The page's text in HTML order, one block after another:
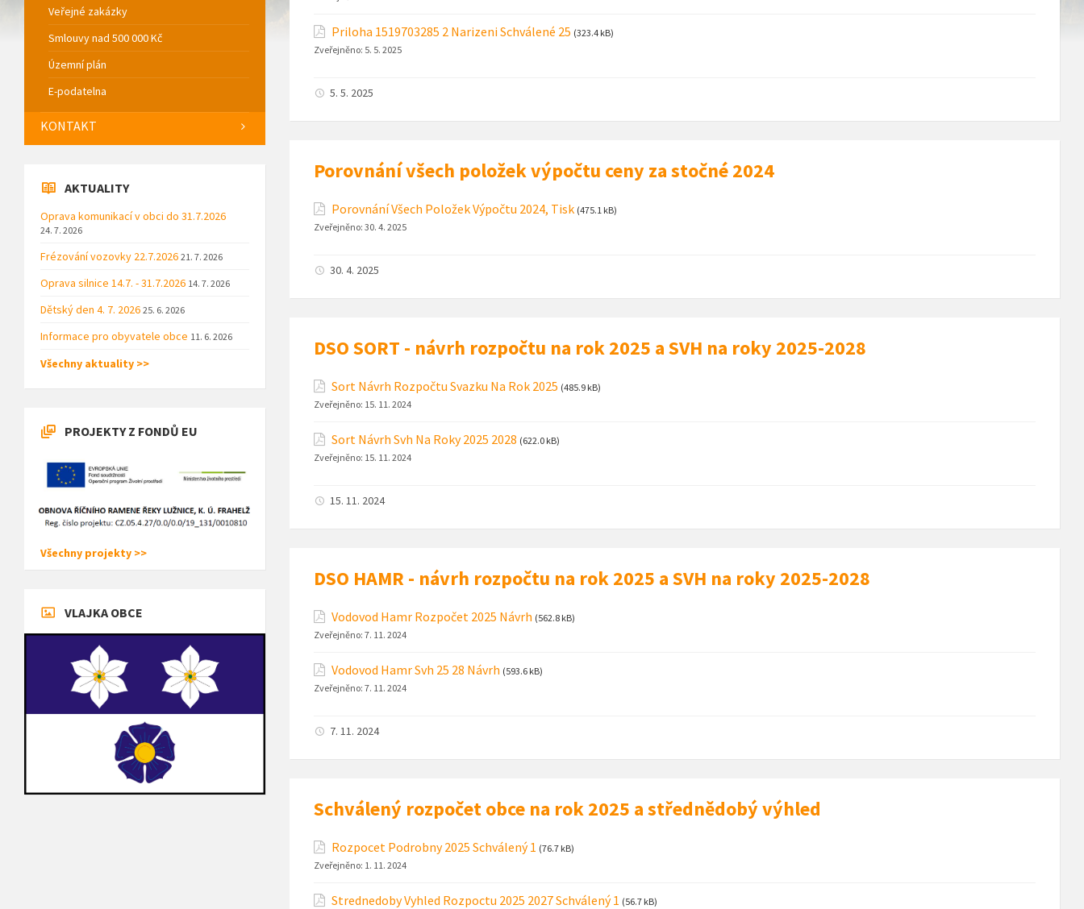
Priloha 1519703285 2 Narizeni Schválené 25 (323.4 kB)
Zveřejněno: 5. 5. 2025
5. 5. 2025
Porovnání všech položek výpočtu ceny za stočné 2024
Porovnání Všech Položek Výpočtu 2024, Tisk (475.1 kB)
Zveřejněno: 30. 4. 2025
30. 4. 2025
DSO SORT - návrh rozpočtu na rok 2025 a SVH na roky 2025-2028
Sort Návrh Rozpočtu Svazku Na Rok 2025 (485.9 kB)
Zveřejněno: 15. 11. 2024
Sort Návrh Svh Na Roky 2025 2028 (622.0 kB)
Zveřejněno: 15. 11. 2024
15. 11. 2024
DSO HAMR - návrh rozpočtu na rok 2025 a SVH na roky 2025-2028
Vodovod Hamr Rozpočet 2025 Návrh (562.8 kB)
Zveřejněno: 7. 11. 2024
Vodovod Hamr Svh 25 28 Návrh (593.6 kB)
Zveřejněno: 7. 11. 2024
7. 11. 2024
Schválený rozpočet obce na rok 2025 a střednědobý výhled
Rozpocet Podrobny 2025 Schválený 1 (76.7 kB)
Zveřejněno: 1. 11. 2024
Strednedoby Vyhled Rozpoctu 2025 2027 Schválený 1 (56.7 kB)
Veřejné zakázky
Smlouvy nad 500 000 Kč
Územní plán
E-podatelna
KONTAKT
AKTUALITY
Oprava komunikací v obci do 31.7.2026
24. 7. 2026
Frézování vozovky 22.7.2026 21. 7. 2026
Oprava silnice 14.7. - 31.7.2026 14. 7. 2026
Dětský den 4. 7. 2026 25. 6. 2026
Informace pro obyvatele obce 11. 6. 2026
Všechny aktuality >>
PROJEKTY Z FONDŮ EU
Všechny projekty >>
VLAJKA OBCE